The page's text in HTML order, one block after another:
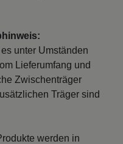
unter Umständen
Lieferumfang und
Zwischenträger
Träger sind
werden in